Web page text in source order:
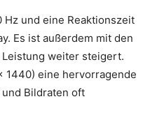
und eine Reaktionszeit
Es ist außerdem mit den
weiter steigert.
1440) eine hervorragende
Bildraten oft